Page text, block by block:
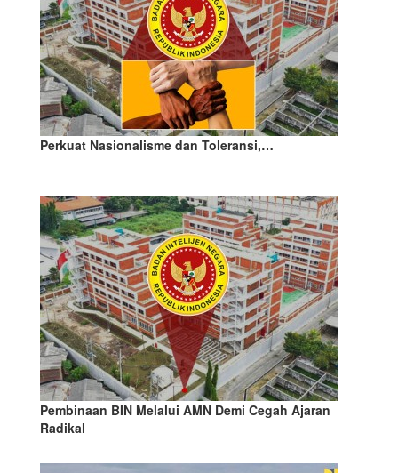
Perkuat Nasionalisme dan Toleransi,…
Pembinaan BIN Melalui AMN Demi Cegah Ajaran
Radikal